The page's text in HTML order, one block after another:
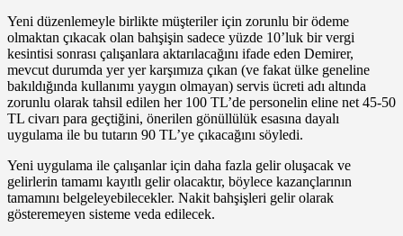
Yeni düzenlemeyle birlikte müşteriler için zorunlu bir ödeme
olmaktan çıkacak olan bahşişin sadece yüzde 10’luk bir vergi
kesintisi sonrası çalışanlara aktarılacağını ifade eden Demirer,
mevcut durumda yer yer karşımıza çıkan (ve fakat ülke geneline
bakıldığında kullanımı yaygın olmayan) servis ücreti adı altında
zorunlu olarak tahsil edilen her 100 TL’de personelin eline net 45-50
TL civarı para geçtiğini, önerilen gönüllülük esasına dayalı
uygulama ile bu tutarın 90 TL’ye çıkacağını söyledi.
Yeni uygulama ile çalışanlar için daha fazla gelir oluşacak ve
gelirlerin tamamı kayıtlı gelir olacaktır, böylece kazançlarının
tamamını belgeleyebilecekler. Nakit bahşişleri gelir olarak
gösteremeyen sisteme veda edilecek.